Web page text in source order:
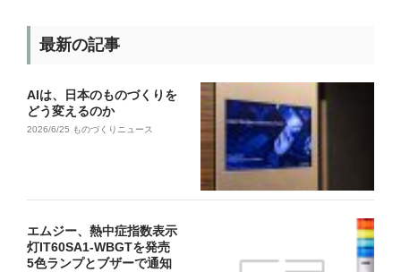
最新の記事
AIは、日本のものづくりを
どう変えるのか
2026/6/25 ものづくりニュース
エムジー、熱中症指数表示
灯IT60SA1-WBGTを発売
5色ランプとブザーで通知